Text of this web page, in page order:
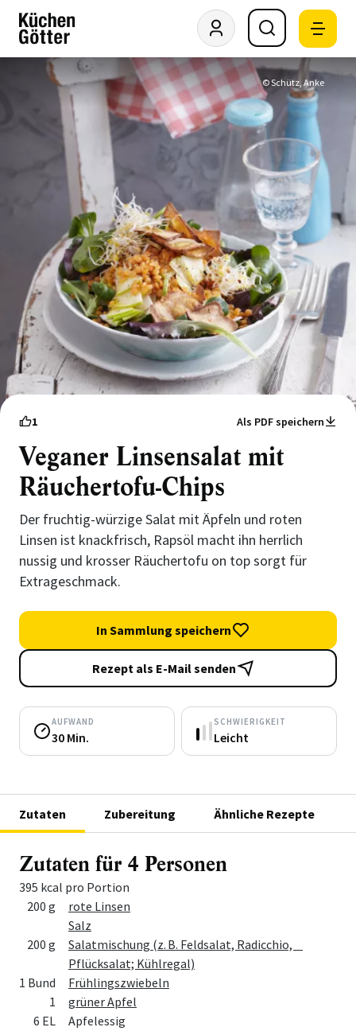
© Schütz, Anke
1 Als PDF speichern
Veganer Linsensalat mit
Räuchertofu-Chips
Der fruchtig-würzige Salat mit Äpfeln und roten
Linsen ist knackfrisch, Rapsöl macht ihn herrlich
nussig und krosser Räuchertofu on top sorgt für
Extrageschmack.
In Sammlung speichern
Rezept als E-Mail senden
AUFWAND
30 Min.
SCHWIERIGKEIT
Leicht
Zutaten Zubereitung Ähnliche Rezepte
Zutaten für 4 Personen
395 kcal pro Portion
Menge Zutat
200 g
rote Linsen
Salz
200 g
Salatmischung (z. B. Feldsalat, Radicchio,
Pflücksalat; Kühlregal)
1 Bund
Frühlingszwiebeln
1
grüner Apfel
6 EL
Apfelessig